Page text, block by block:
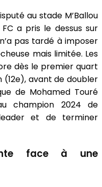
au stade M’Ballou
a pris le dessus sur
pas tardé à imposer
mais limitée. Les
dès le premier quart
(12e), avant de doubler
de Mohamed Touré
champion 2024 de
et de terminer
face à une